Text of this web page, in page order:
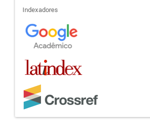
indexadores
Indexadores